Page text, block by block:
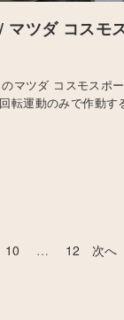
マツダ コスモ
マツダ コスモスポ
転運動のみで作動す
10 … 12 次へ